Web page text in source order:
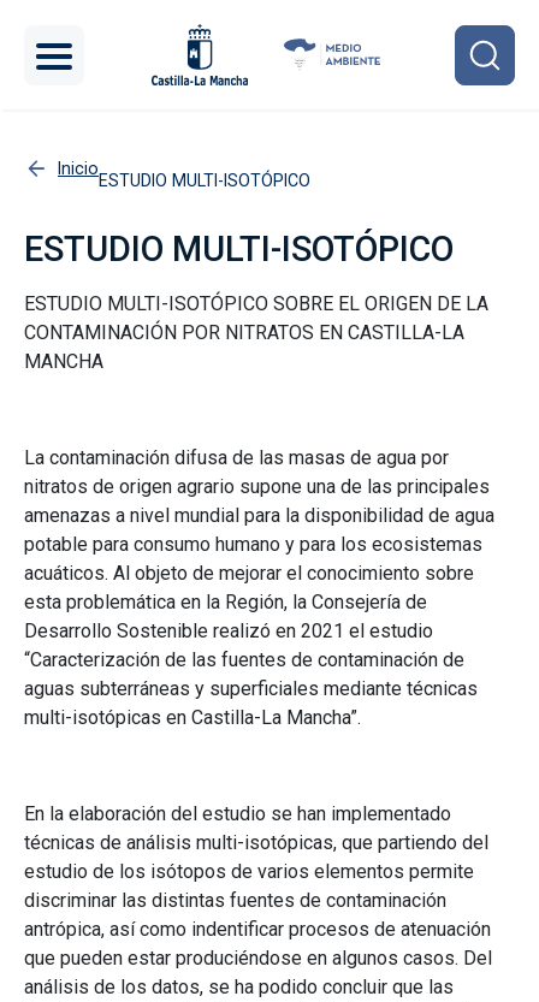
Inicio
ESTUDIO MULTI-ISOTÓPICO
ESTUDIO MULTI-ISOTÓPICO
ESTUDIO MULTI-ISOTÓPICO SOBRE EL ORIGEN DE LA
CONTAMINACIÓN POR NITRATOS EN CASTILLA-LA
MANCHA
La contaminación difusa de las masas de agua por
nitratos de origen agrario supone una de las principales
amenazas a nivel mundial para la disponibilidad de agua
potable para consumo humano y para los ecosistemas
acuáticos. Al objeto de mejorar el conocimiento sobre
esta problemática en la Región, la Consejería de
Desarrollo Sostenible realizó en 2021 el estudio
“Caracterización de las fuentes de contaminación de
aguas subterráneas y superficiales mediante técnicas
multi-isotópicas en Castilla-La Mancha”.
En la elaboración del estudio se han implementado
técnicas de análisis multi-isotópicas, que partiendo del
estudio de los isótopos de varios elementos permite
discriminar las distintas fuentes de contaminación
antrópica, así como indentificar procesos de atenuación
que pueden estar produciéndose en algunos casos. Del
análisis de los datos, se ha podido concluir que las